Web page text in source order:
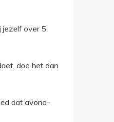
jezelf over 5
doe het dan
dat avond-